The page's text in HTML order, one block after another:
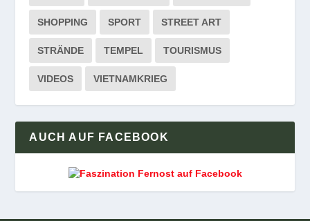
SHOPPING SPORT STREET ART
STRÄNDE TEMPEL TOURISMUS
VIDEOS VIETNAMKRIEG
AUCH AUF FACEBOOK